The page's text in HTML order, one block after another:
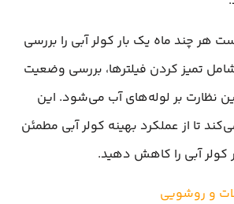
هر چند ماه یک بار کولر آبی را بررسی
تمیز کردن فیلترها، بررسی وضعیت
نظارت بر لوله‌های آب می‌شود. این
تا از عملکرد بهینه کولر آبی مطمئن
کولر آبی را کاهش دهید.
و روشویی